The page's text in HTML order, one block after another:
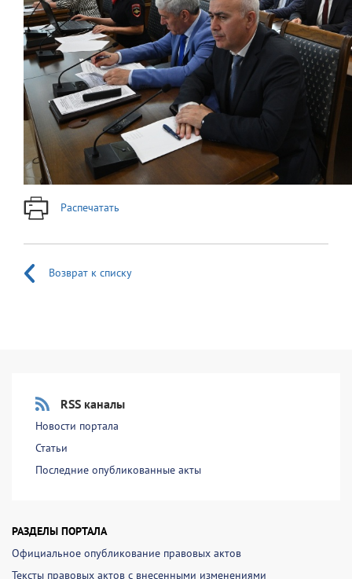
Распечатать
Возврат к списку
RSS каналы
Новости портала
Статьи
Последние опубликованные акты
РАЗДЕЛЫ ПОРТАЛА
Официальное опубликование правовых актов
Тексты правовых актов с внесенными изменениями